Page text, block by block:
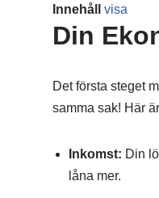
Innehåll visa
Din
Det första steget
samma sak! Här
Inkomst: Din
låna mer.